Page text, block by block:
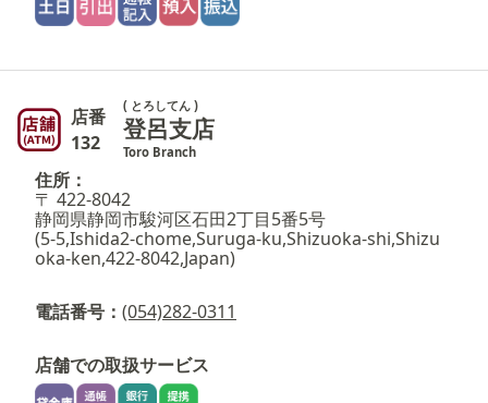
店番
132
( とろしてん )
登呂支店
Toro Branch
住所：
〒 422-8042
静岡県静岡市駿河区石田2丁目5番5号
(5-5,Ishida2-chome,Suruga-ku,Shizuoka-shi,Shizu
oka-ken,422-8042,Japan)
電話番号： (054)282-0311
店舗での取扱サービス